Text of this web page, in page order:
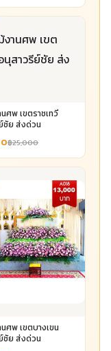
ศพ เขตราชเทวี
ชัย ส่งด่วน
฿25,000
ศพ เขตบางเขน
ชัย ส่งด่วน